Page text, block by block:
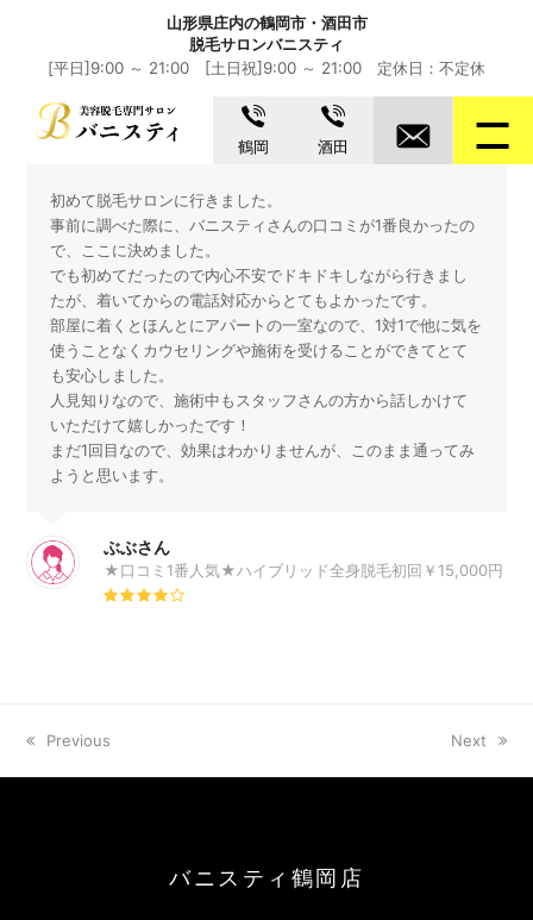
山形県庄内の鶴岡市・酒田市
脱毛サロンバニスティ
[平日]9:00 ～ 21:00 [土日祝]9:00 ～ 21:00 定休日：不定休
鶴岡 酒田
初めて脱毛サロンに行きました。
事前に調べた際に、バニスティさんの口コミが1番良かったの
で、ここに決めました。
でも初めてだったので内心不安でドキドキしながら行きまし
たが、着いてからの電話対応からとてもよかったです。
部屋に着くとほんとにアパートの一室なので、1対1で他に気を
使うことなくカウセリングや施術を受けることができてとて
も安心しました。
人見知りなので、施術中もスタッフさんの方から話しかけて
いただけて嬉しかったです！
まだ1回目なので、効果はわかりませんが、このまま通ってみ
ようと思います。
ぶぶさん
★口コミ1番人気★ハイブリッド全身脱毛初回￥15,000円
previous
Previous
next
Next
バニスティ鶴岡店